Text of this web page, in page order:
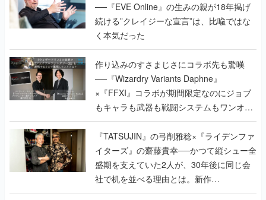
──『EVE Online』の生みの親が18年掲げ
続ける”クレイジーな宣言”は、比喩ではな
く本気だった
作り込みのすさまじさにコラボ先も驚嘆
──『Wizardry Variants Daphne』
×『FFXI』コラボが期間限定なのにジョブ
もキャラも武器も戦闘システムもワンオフ
で作り込まれた理由を両ディレクターに聞
く
『TATSUJIN』の弓削雅稔×『ライデンファ
イターズ』の齋藤貴幸──かつて縦シュー全
盛期を支えていた2人が、30年後に同じ会
社で机を並べる理由とは。新作
『TATSUJIN EXTREME』で初タッグを組